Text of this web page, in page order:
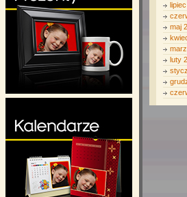
maj
luty